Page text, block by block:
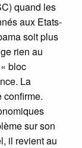
quand les
aux Etats-
soit plus
rien au
bloc
La
confirme.
sur son
il revient au